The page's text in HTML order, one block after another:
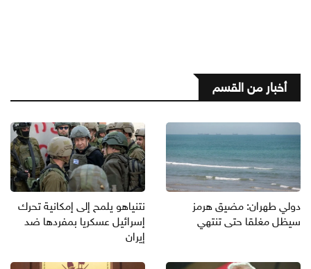
أخبار من القسم
دولي طهران: مضيق هرمز
سيظل مغلقا حتى تنتهي
نتنياهو يلمح إلى إمكانية تحرك
إسرائيل عسكريا بمفردها ضد
إيران